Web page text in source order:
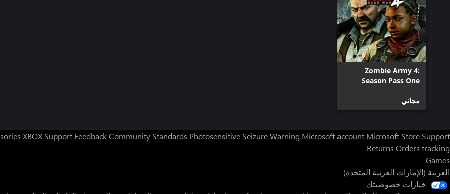
Zombie Army 4:
Season Pass One
مجاني
XBOX Support FeedbackCommunity Standards Photosensitive Seizure Warning Microsoft account Microsoft Store Support
Returns Orders tracking
Games
العربية (الإمارات العربية المتحدة)
خيارات خصوصيتك